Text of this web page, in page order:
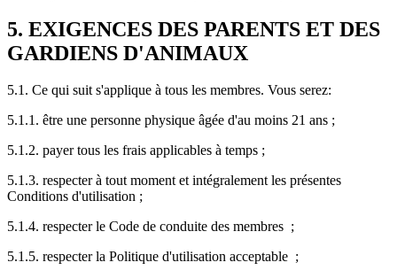
5. EXIGENCES DES PARENTS ET DES
GARDIENS D'ANIMAUX
5.1. Ce qui suit s'applique à tous les membres. Vous serez:
5.1.1. être une personne physique âgée d'au moins 21 ans ;
5.1.2. payer tous les frais applicables à temps ;
5.1.3. respecter à tout moment et intégralement les présentes
Conditions d'utilisation ;
5.1.4. respecter le Code de conduite des membres ;
5.1.5. respecter la Politique d'utilisation acceptable ;